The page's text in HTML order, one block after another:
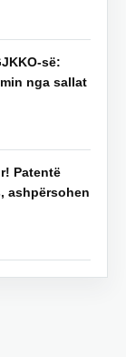
së:
nga sallat
Patentë
ashpërsohen